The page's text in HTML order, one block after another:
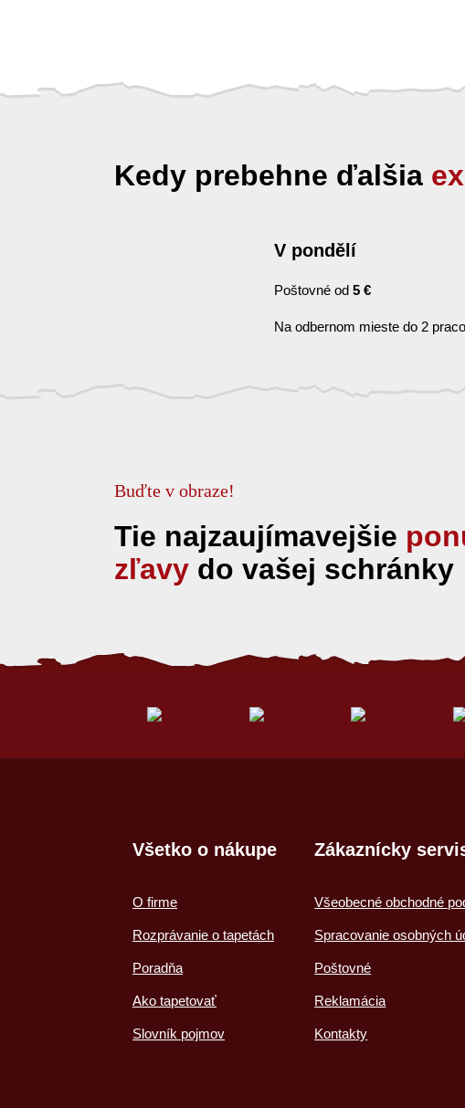
Kedy prebehne ďalšia
V pondělí
Poštovné od 5 €
Na odbernom mieste do 2
Buďte v obraze!
Tie najzaujímavejšie
zľavy do vašej schránky
Všetko o nákupe
O firme
Rozprávanie o tapetách
Poradňa
Ako tapetovať
Slovník pojmov
Zákaznícky
Všeobecné obchodné
Spracovanie osobných
Poštovné
Reklamácia
Kontakty